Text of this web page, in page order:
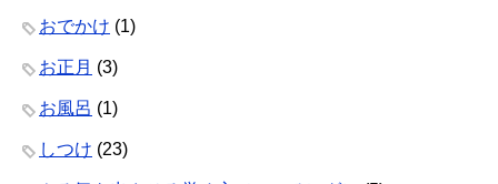
おでかけ (1)
お正月 (3)
お風呂 (1)
しつけ (23)